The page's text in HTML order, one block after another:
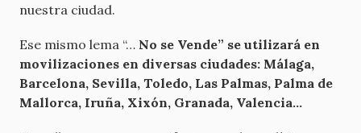
nuestra ciudad.
Ese mismo lema “… No se Vende” se utilizará en
movilizaciones en diversas ciudades: Málaga,
Barcelona, Sevilla, Toledo, Las Palmas, Palma de
Mallorca, Iruña, Xixón, Granada, Valencia...